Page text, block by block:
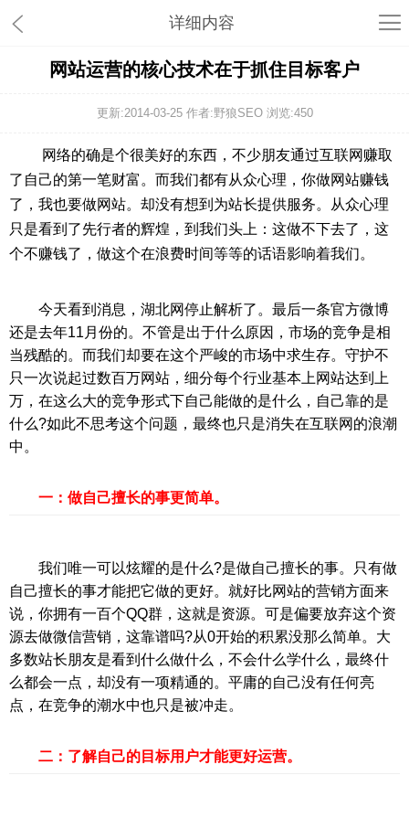
详细内容
网站运营的核心技术在于抓住目标客户
更新:2014-03-25 作者:野狼SEO 浏览:450
网络的确是个很美好的东西，不少朋友通过互联网赚取
了自己的第一笔财富。而我们都有从众心理，你做网站赚钱
了，我也要做网站。却没有想到为站长提供服务。从众心理
只是看到了先行者的辉煌，到我们头上：这做不下去了，这
个不赚钱了，做这个在浪费时间等等的话语影响着我们。
今天看到消息，湖北网停止解析了。最后一条官方微博
还是去年11月份的。不管是出于什么原因，市场的竞争是相
当残酷的。而我们却要在这个严峻的市场中求生存。守护不
只一次说起过数百万网站，细分每个行业基本上网站达到上
万，在这么大的竞争形式下自己能做的是什么，自己靠的是
什么?如此不思考这个问题，最终也只是消失在互联网的浪潮
中。
一：做自己擅长的事更简单。
我们唯一可以炫耀的是什么?是做自己擅长的事。只有做
自己擅长的事才能把它做的更好。就好比网站的营销方面来
说，你拥有一百个QQ群，这就是资源。可是偏要放弃这个资
源去做微信营销，这靠谱吗?从0开始的积累没那么简单。大
多数站长朋友是看到什么做什么，不会什么学什么，最终什
么都会一点，却没有一项精通的。平庸的自己没有任何亮
点，在竞争的潮水中也只是被冲走。
二：了解自己的目标用户才能更好运营。